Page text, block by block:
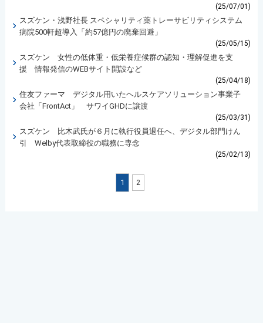
(25/07/01)
スズケン・浅野社長 スペシャリティ薬トレーサビリティシステム
病院500軒超導入「約57億円の廃棄回避」
(25/05/15)
スズケン 女性の低体重・低栄養症候群の認知・理解促進を支
援 情報発信のWEBサイト開設など
(25/04/18)
住友ファーマ デジタル用いたヘルスケアソリューション事業子
会社「FrontAct」 サワイGHDに譲渡
(25/03/31)
スズケン 比木武氏が６月に執行役員退任へ、デジタル部門けん
引 Welby代表取締役の職務に専念
(25/02/13)
1 2